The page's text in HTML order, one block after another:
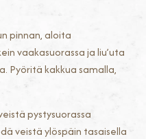
pinnan, aloita
vaakasuorassa ja liu’uta
Pyöritä kakkua samalla,
pystysuorassa
veistä ylöspäin tasaisella